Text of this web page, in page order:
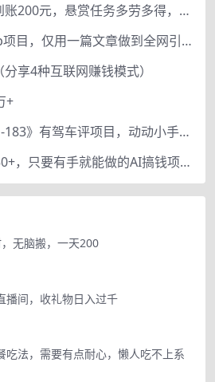
赏帮赚悬赏奖励到账200元，悬赏任务多劳多得，人人可做。
网创公众号个人ip项目，仅用一篇文章做到全网引流！
享4种互联网赚钱模式）
+
《188个赚钱项目-183》有驾车评项目，动动小手，复制粘贴赚44元！
上架2小时收入630+，只要有手就能做的AI搞钱项目，奶奶看完都能学会!
无脑搬，一天200
播间，收礼物日入过千
吃法，需要有点耐心，懒人吃不上系